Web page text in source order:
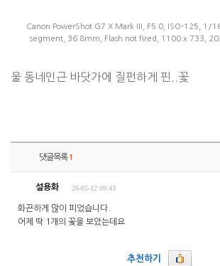
Canon PowerShot G7 X Mark III, F5.0, ISO-125, 1/
segment, 36.8mm, Flash not fired, 1100 x 733,
울 동네인근 바닷가에 질펀하게 핀..꽃
댓글목록1
설용화 26-05-12 09:43
화끈하게 많이 피었습니다.
어제 딱 1개의 꽃을 보았는데요
추천하기